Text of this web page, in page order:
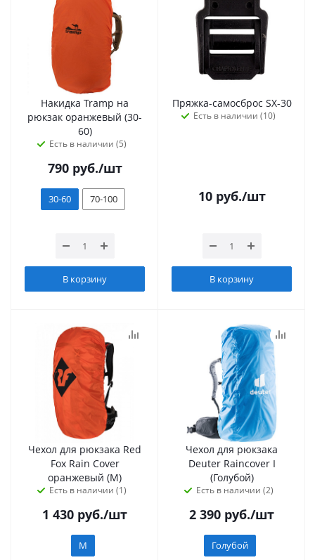
Накидка Tramp на
рюкзак оранжевый (30-
60)
Есть в наличии (5)
790руб./шт
30-60 70-100
В корзину
Пряжка-самосброс SX-30
Есть в наличии (10)
10руб./шт
В корзину
Чехол для рюкзака Red
Fox Rain Cover
оранжевый (M)
Есть в наличии (1)
1 430 руб./шт
M
Чехол для рюкзака
Deuter Raincover I
(Голубой)
Есть в наличии (2)
2 390 руб./шт
Голубой